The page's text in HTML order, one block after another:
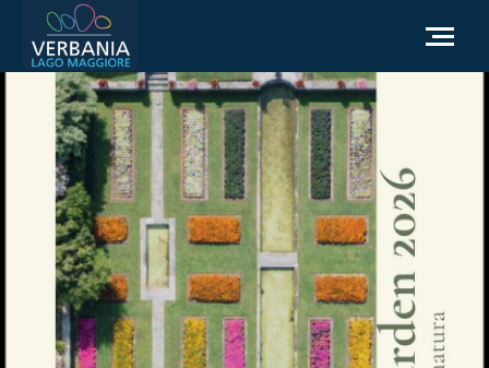
Come raggiungerci
Infopoint Turistico
Meteo
Richiesta informazioni
Sito Istituzionale